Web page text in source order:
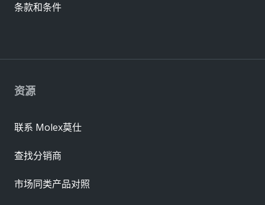
资源
联系 Molex莫仕
查找分销商
市场同类产品对照
条款和条件